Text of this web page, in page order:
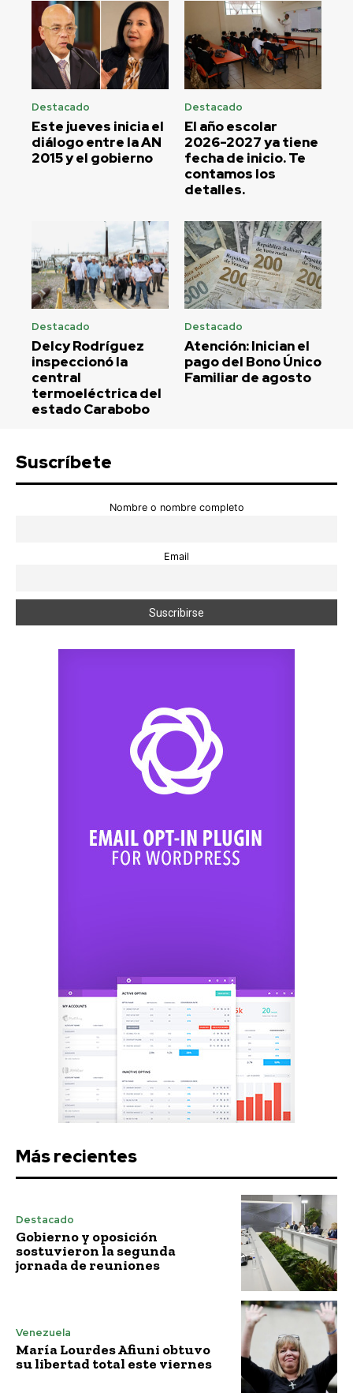
Destacado
Este jueves inicia el
diálogo entre la AN
2015 y el gobierno
Destacado
El año escolar
2026-2027 ya tiene
fecha de inicio. Te
contamos los
detalles.
Destacado
Delcy Rodríguez
inspeccionó la
central
termoeléctrica del
estado Carabobo
Destacado
Atención: Inician el
pago del Bono Único
Familiar de agosto
Suscríbete
Nombre o nombre completo
Email
Más recientes
Destacado
Gobierno y oposición
sostuvieron la segunda
jornada de reuniones
Venezuela
María Lourdes Afiuni obtuvo
su libertad total este viernes